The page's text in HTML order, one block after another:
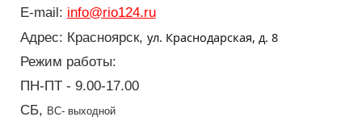
E-mail: info@rio124.ru
Адрес: Красноярск, ул. Краснодарская, д. 8
Режим работы:
ПН-ПТ - 9.00-17.00
СБ, ВС- выходной